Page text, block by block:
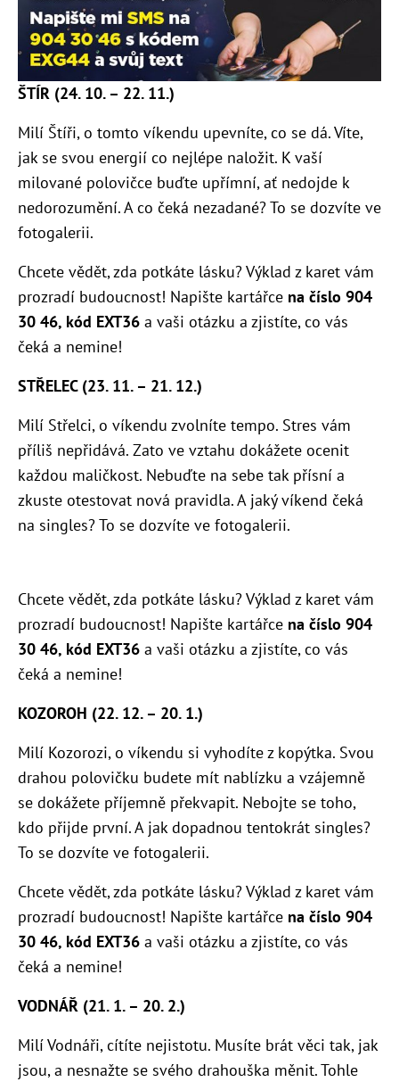
ŠTÍR (24. 10. – 22. 11.)
Milí Štíři, o tomto víkendu upevníte, co se dá. Víte,
jak se svou energií co nejlépe naložit. K vaší
milované polovičce buďte upřímní, ať nedojde k
nedorozumění. A co čeká nezadané? To se dozvíte ve
fotogalerii.
Chcete vědět, zda potkáte lásku? Výklad z karet vám
prozradí budoucnost! Napište kartářce na číslo 904
30 46, kód EXT36 a vaši otázku a zjistíte, co vás
čeká a nemine!
STŘELEC (23. 11. – 21. 12.)
Milí Střelci, o víkendu zvolníte tempo. Stres vám
příliš nepřidává. Zato ve vztahu dokážete ocenit
každou maličkost. Nebuďte na sebe tak přísní a
zkuste otestovat nová pravidla. A jaký víkend čeká
na singles? To se dozvíte ve fotogalerii.
Chcete vědět, zda potkáte lásku? Výklad z karet vám
prozradí budoucnost! Napište kartářce na číslo 904
30 46, kód EXT36 a vaši otázku a zjistíte, co vás
čeká a nemine!
KOZOROH (22. 12. – 20. 1.)
Milí Kozorozi, o víkendu si vyhodíte z kopýtka. Svou
drahou polovičku budete mít nablízku a vzájemně
se dokážete příjemně překvapit. Nebojte se toho,
kdo přijde první. A jak dopadnou tentokrát singles?
To se dozvíte ve fotogalerii.
Chcete vědět, zda potkáte lásku? Výklad z karet vám
prozradí budoucnost! Napište kartářce na číslo 904
30 46, kód EXT36 a vaši otázku a zjistíte, co vás
čeká a nemine!
VODNÁŘ (21. 1. – 20. 2.)
Milí Vodnáři, cítíte nejistotu. Musíte brát věci tak, jak
jsou, a nesnažte se svého drahouška měnit. Tohle